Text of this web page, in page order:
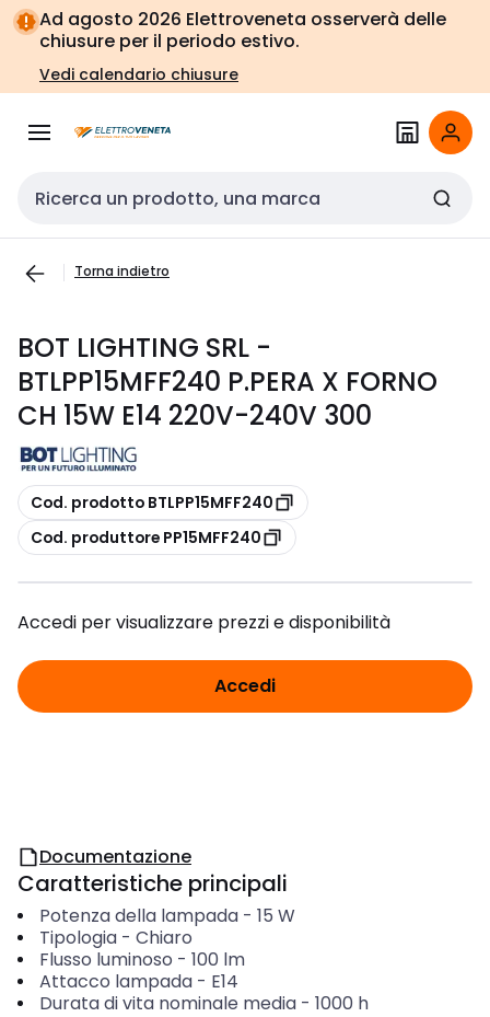
Vai alla
navigazione
Vai
alla
pagina
Ad agosto 2026 Elettroveneta osserverà delle
chiusure per il periodo estivo.
Vedi calendario chiusure
Cerca input
Torna indietro
BOT LIGHTING SRL -
BTLPP15MFF240 P.PERA X FORNO
CH 15W E14 220V-240V 300
copia
Cod. prodotto BTLPP15MFF240
copia
Cod. produttore PP15MFF240
Accedi per visualizzare prezzi e disponibilità
Accedi
Documentazione
Caratteristiche principali
Potenza della lampada- 15 W
Tipologia- Chiaro
Flusso luminoso - 100 lm
Attacco lampada- E14
Durata di vita nominale media- 1000 h